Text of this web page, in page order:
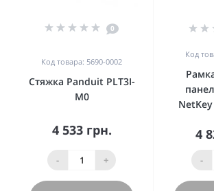
0
Код товара: 5690-0002
Стяжка Panduit PLT3I-
M0
4 533 грн.
- +
Код
NetKey
4
-